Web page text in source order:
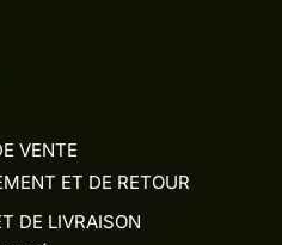
VENTE
ET DE RETOUR
DE LIVRAISON